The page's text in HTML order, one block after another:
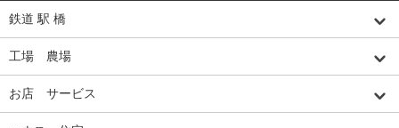
鉄道 駅 橋
工場 農場
お店 サービス